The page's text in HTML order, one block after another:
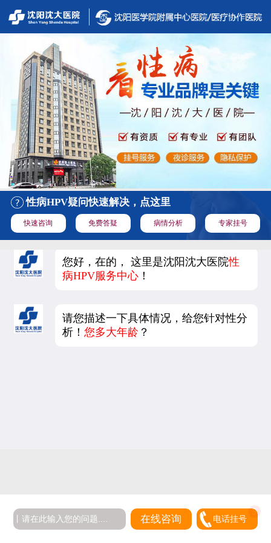
性病HPV疑问快速解决，点这里
快速咨询 免费答疑 病情分析 专家挂号
您好，在的， 这里是沈阳沈大医院性
病HPV服务中心 ！
请您描述一下具体情况，给您针对性分
析！您多大年龄 ？
在线咨询 电话挂号